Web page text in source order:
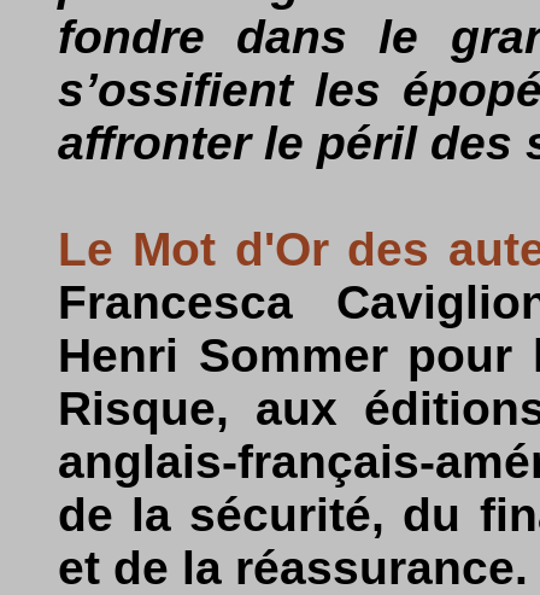
fondre dans le
s’ossifient les
affronter le péril des
Le Mot d'Or des
Francesca
Henri Sommer pour
Risque, aux
anglais-français-
de la sécurité, du
et de la réassurance.